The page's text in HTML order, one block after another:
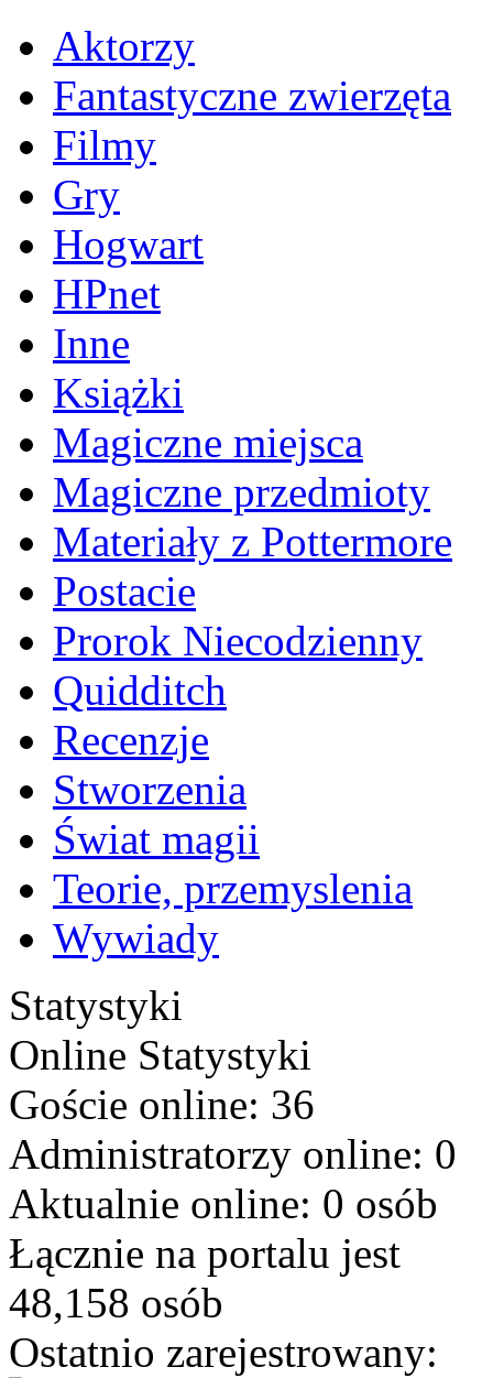
Aktorzy
Fantastyczne zwierzęta
Filmy
Gry
Hogwart
HPnet
Inne
Książki
Magiczne miejsca
Magiczne przedmioty
Materiały z Pottermore
Postacie
Prorok Niecodzienny
Quidditch
Recenzje
Stworzenia
Świat magii
Teorie, przemyslenia
Wywiady
Statystyki
Online Statystyki
Goście online: 36
Administratorzy online: 0
Aktualnie online: 0 osób
Łącznie na portalu jest
48,158 osób
Ostatnio zarejestrowany: